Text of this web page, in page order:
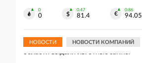
0
0
0.47
81.4
0.86
94.05
НОВОСТИ НОВОСТИ КОМПАНИЙ
устроил 14-летний ученик
Бизнесу на востоке Калининградской
области выдали льготные займы